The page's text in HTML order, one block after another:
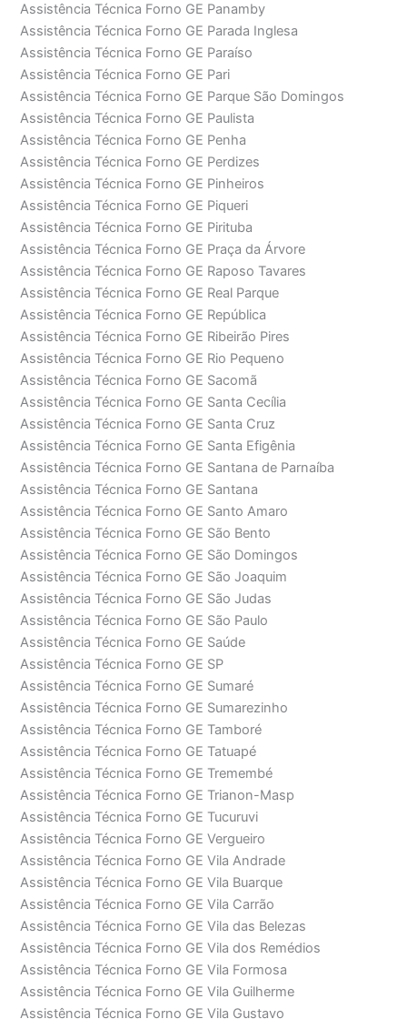
Assistência Técnica Forno GE Panamby
Assistência Técnica Forno GE Parada Inglesa
Assistência Técnica Forno GE Paraíso
Assistência Técnica Forno GE Pari
Assistência Técnica Forno GE Parque São Domingos
Assistência Técnica Forno GE Paulista
Assistência Técnica Forno GE Penha
Assistência Técnica Forno GE Perdizes
Assistência Técnica Forno GE Pinheiros
Assistência Técnica Forno GE Piqueri
Assistência Técnica Forno GE Pirituba
Assistência Técnica Forno GE Praça da Árvore
Assistência Técnica Forno GE Raposo Tavares
Assistência Técnica Forno GE Real Parque
Assistência Técnica Forno GE República
Assistência Técnica Forno GE Ribeirão Pires
Assistência Técnica Forno GE Rio Pequeno
Assistência Técnica Forno GE Sacomã
Assistência Técnica Forno GE Santa Cecília
Assistência Técnica Forno GE Santa Cruz
Assistência Técnica Forno GE Santa Efigênia
Assistência Técnica Forno GE Santana de Parnaíba
Assistência Técnica Forno GE Santana
Assistência Técnica Forno GE Santo Amaro
Assistência Técnica Forno GE São Bento
Assistência Técnica Forno GE São Domingos
Assistência Técnica Forno GE São Joaquim
Assistência Técnica Forno GE São Judas
Assistência Técnica Forno GE São Paulo
Assistência Técnica Forno GE Saúde
Assistência Técnica Forno GE SP
Assistência Técnica Forno GE Sumaré
Assistência Técnica Forno GE Sumarezinho
Assistência Técnica Forno GE Tamboré
Assistência Técnica Forno GE Tatuapé
Assistência Técnica Forno GE Tremembé
Assistência Técnica Forno GE Trianon-Masp
Assistência Técnica Forno GE Tucuruvi
Assistência Técnica Forno GE Vergueiro
Assistência Técnica Forno GE Vila Andrade
Assistência Técnica Forno GE Vila Buarque
Assistência Técnica Forno GE Vila Carrão
Assistência Técnica Forno GE Vila das Belezas
Assistência Técnica Forno GE Vila dos Remédios
Assistência Técnica Forno GE Vila Formosa
Assistência Técnica Forno GE Vila Guilherme
Assistência Técnica Forno GE Vila Gustavo